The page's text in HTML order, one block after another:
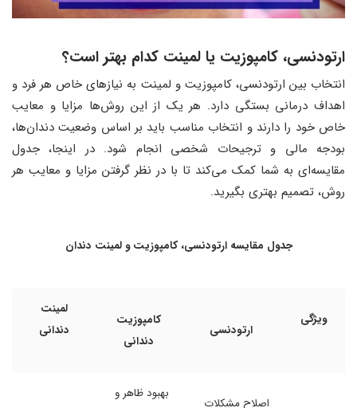
ارتودنسی، کامپوزیت یا لمینت کدام بهتر است؟
انتخاب بین ارتودنسی، کامپوزیت و لمینت به نیازهای خاص هر فرد و
اهداف درمانی بستگی دارد. هر یک از این روش‌ها مزایا و معایب
خاص خود را دارند و انتخاب مناسب باید بر اساس وضعیت دندان‌ها،
بودجه مالی و ترجیحات شخصی انجام شود. در اینجا، جدول
مقایسه‌ای به شما کمک می‌کند تا با در نظر گرفتن مزایا و معایب هر
روش، تصمیم بهتری بگیرید.
جدول مقایسه ارتودنسی، کامپوزیت و لمینت دندان
ویژگی
ارتودنسی
کامپوزیت
دندانی
لمینت
دندانی
اصلاح مشکلات
بهبود ظاهر و